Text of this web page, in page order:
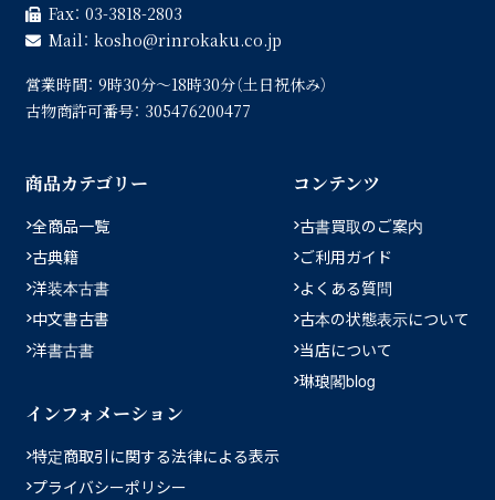
Fax： 03-3818-2803
Mail： kosho
rinrokaku.co.jp
営業時間： 9時30分〜18時30分（土日祝休み）
古物商許可番号： 305476200477
商品カテゴリー
全商品一覧
古典籍
洋装本古書
中文書古書
洋書古書
コンテンツ
古書買取のご案内
ご利用ガイド
よくある質問
古本の状態表示について
当店について
琳琅閣blog
インフォメーション
特定商取引に関する法律による表示
プライバシーポリシー